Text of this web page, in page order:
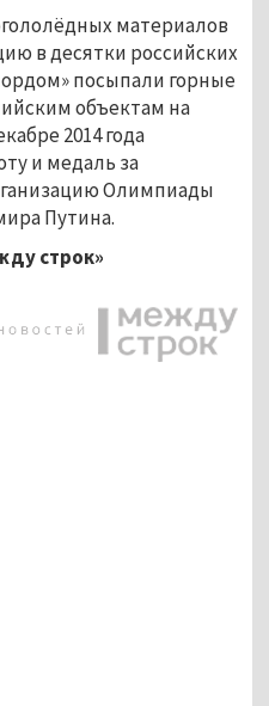
материалов
в десятки российских
посыпали горные
объектам на
2014 года
и медаль за
Олимпиады
Путина.
строк»